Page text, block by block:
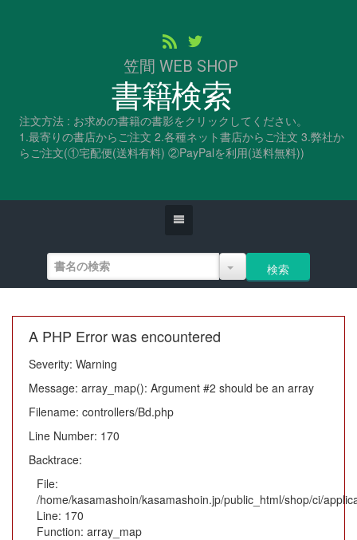
笠間 WEB SHOP
書籍検索
注文方法 : お求めの書籍の書影をクリックしてください。
1.最寄りの書店からご注文 2.各種ネット書店からご注文 3.弊社か
らご注文(①宅配便(送料有料) ②PayPalを利用(送料無料))
A PHP Error was encountered
Severity: Warning
Message: array_map(): Argument #2 should be an array
Filename: controllers/Bd.php
Line Number: 170
Backtrace:
File:
/home/kasamashoin/kasamashoin.jp/public_html/shop/ci/
Line: 170
Function: array_map